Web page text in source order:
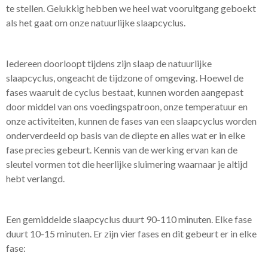
te stellen. Gelukkig hebben we heel wat vooruitgang geboekt
als het gaat om onze natuurlijke slaapcyclus.
Iedereen doorloopt tijdens zijn slaap de natuurlijke
slaapcyclus, ongeacht de tijdzone of omgeving. Hoewel de
fases waaruit de cyclus bestaat, kunnen worden aangepast
door middel van ons voedingspatroon, onze temperatuur en
onze activiteiten, kunnen de fases van een slaapcyclus worden
onderverdeeld op basis van de diepte en alles wat er in elke
fase precies gebeurt. Kennis van de werking ervan kan de
sleutel vormen tot die heerlijke sluimering waarnaar je altijd
hebt verlangd.
Een gemiddelde slaapcyclus duurt 90-110 minuten. Elke fase
duurt 10-15 minuten. Er zijn vier fases en dit gebeurt er in elke
fase: